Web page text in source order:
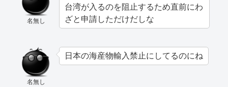
名無し
台湾が入るのを阻止するため直前にわ
ざと申請しただけだしな
名無し
日本の海産物輸入禁止にしてるのにね